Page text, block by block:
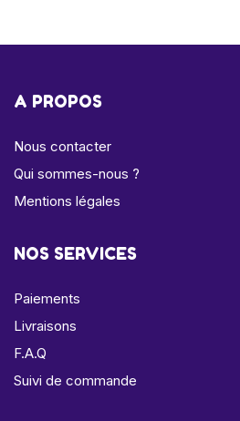
A PROPOS
Nous contacter
Qui sommes-nous ?
Mentions légales
NOS SERVICES
Paiements
Livraisons
F.A.Q
Suivi de commande